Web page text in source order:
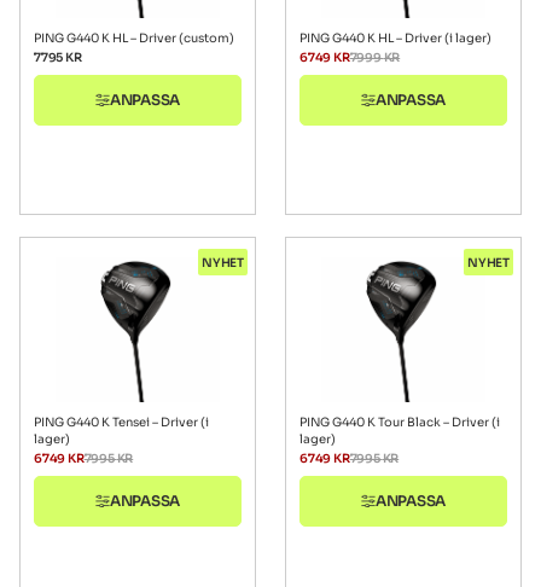
PING G440 K HL – Driver (custom)
7795 KR
ANPASSA
PING G440 K HL – Driver (i lager)
7999KR
6749KR
ANPASSA
NYHET
PING G440 K Tensei – Driver (i
lager)
7995KR
6749KR
ANPASSA
NYHET
PING G440 K Tour Black – Driver (i
lager)
7995KR
6749KR
ANPASSA